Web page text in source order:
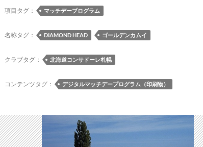
ー
ラ
2022
Vol.22
項目タグ： マッチデープログラム
名称タグ： DIAMOND HEAD ゴールデンカムイ
クラブタグ： 北海道コンサドーレ札幌
コンテンツタグ： デジタルマッチデープログラム（印刷物）